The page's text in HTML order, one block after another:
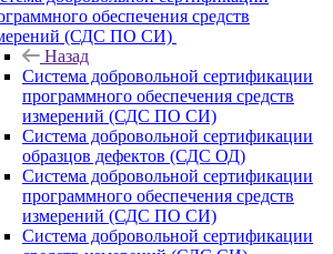
обеспечения средств
(СДС ПО СИ)
Назад
Система добровольной сертификации
программного обеспечения средств
измерений (СДС ПО СИ)
Система добровольной сертификации
образцов дефектов (СДС ОД)
Система добровольной сертификации
программного обеспечения средств
измерений (СДС ПО СИ)
Система добровольной сертификации